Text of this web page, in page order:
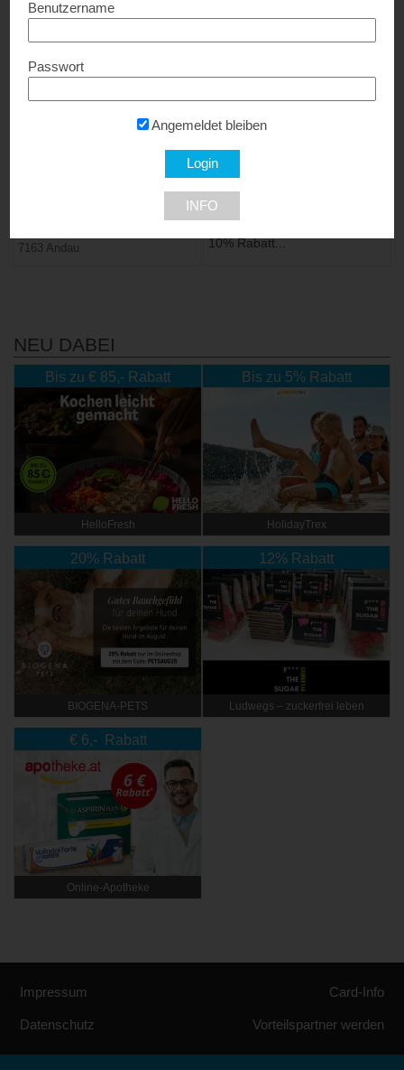
85435 Erding
SCHEIBLHOFER The Resort
7163 Andau
WellCard – Thermen &
Hotelgutscheine
10% Rabatt...
NEU DABEI
Bis zu € 85,- Rabatt
HelloFresh
Bis zu 5% Rabatt
HolidayTrex
20% Rabatt
BIOGENA-PETS
12% Rabatt
Ludwegs – zuckerfrei leben
€ 6,- Rabatt
Online‑Apotheke
Impressum
Datenschutz
Card-Info
Vorteilspartner werden
Benutzername
Passwort
Angemeldet bleiben
INFO